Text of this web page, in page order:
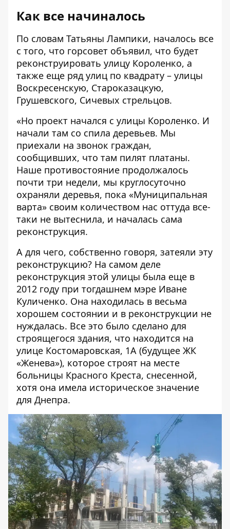
Как все начиналось
По словам Татьяны Лампики, началось все
с того, что горсовет объявил, что будет
реконструировать улицу Короленко, а
также еще ряд улиц по квадрату – улицы
Воскресенскую, Староказацкую,
Грушевского, Сичевых стрельцов.
«Но проект начался с улицы Короленко. И
начали там со спила деревьев. Мы
приехали на звонок граждан,
сообщивших, что там пилят платаны.
Наше противостояние продолжалось
почти три недели, мы круглосуточно
охраняли деревья, пока «Муниципальная
варта» своим количеством нас оттуда все-
таки не вытеснила, и началась сама
реконструкция.
А для чего, собственно говоря, затеяли эту
реконструкцию? На самом деле
реконструкция этой улицы была еще в
2012 году при тогдашнем мэре Иване
Куличенко. Она находилась в весьма
хорошем состоянии и в реконструкции не
нуждалась. Все это было сделано для
строящегося здания, что находится на
улице Костомаровская, 1А (будущее ЖК
«Женева»), которое строят на месте
больницы Красного Креста, снесенной,
хотя она имела историческое значение
для Днепра.